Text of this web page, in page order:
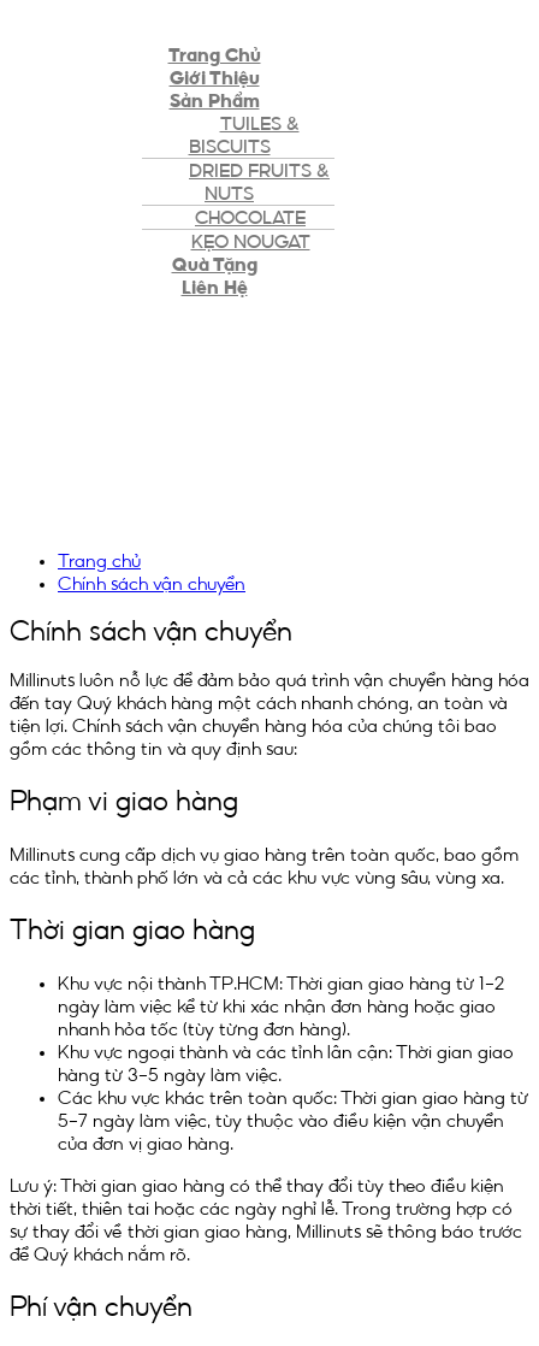
Trang Chủ
Giới Thiệu
Sản Phẩm
TUILES &
BISCUITS
DRIED FRUITS &
NUTS
CHOCOLATE
KẸO NOUGAT
Quà Tặng
Liên Hệ
Trang chủ
Chính sách vận chuyển
Chính sách vận chuyển
Millinuts luôn nỗ lực để đảm bảo quá trình vận chuyển hàng hóa
đến tay Quý khách hàng một cách nhanh chóng, an toàn và
tiện lợi. Chính sách vận chuyển hàng hóa của chúng tôi bao
gồm các thông tin và quy định sau:
Phạm vi giao hàng
Millinuts cung cấp dịch vụ giao hàng trên toàn quốc, bao gồm
các tỉnh, thành phố lớn và cả các khu vực vùng sâu, vùng xa.
Thời gian giao hàng
Khu vực nội thành TP.HCM: Thời gian giao hàng từ 1-2
ngày làm việc kể từ khi xác nhận đơn hàng hoặc giao
nhanh hỏa tốc (tùy từng đơn hàng).
Khu vực ngoại thành và các tỉnh lân cận: Thời gian giao
hàng từ 3-5 ngày làm việc.
Các khu vực khác trên toàn quốc: Thời gian giao hàng từ
5-7 ngày làm việc, tùy thuộc vào điều kiện vận chuyển
của đơn vị giao hàng.
Lưu ý: Thời gian giao hàng có thể thay đổi tùy theo điều kiện
thời tiết, thiên tai hoặc các ngày nghỉ lễ. Trong trường hợp có
sự thay đổi về thời gian giao hàng, Millinuts sẽ thông báo trước
để Quý khách nắm rõ.
Phí vận chuyển